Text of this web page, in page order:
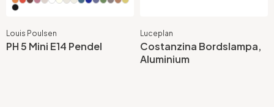
Louis Poulsen
PH 5 Mini E14 Pendel
Luceplan
Costanzina Bordslampa,
Aluminium